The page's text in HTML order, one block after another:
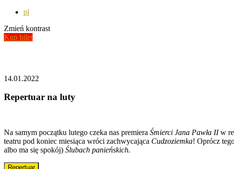
pl
Zmień kontrast
Kup bilet
14.01.2022
Repertuar na luty
Na samym początku lutego czeka nas premiera Śmierci Jana Pawła IIw
teatru pod koniec miesiąca wróci zachwycająca Cudzoziemka! Oprócz
albo ma się spokój) Ślubach panieńskich.
Repertuar